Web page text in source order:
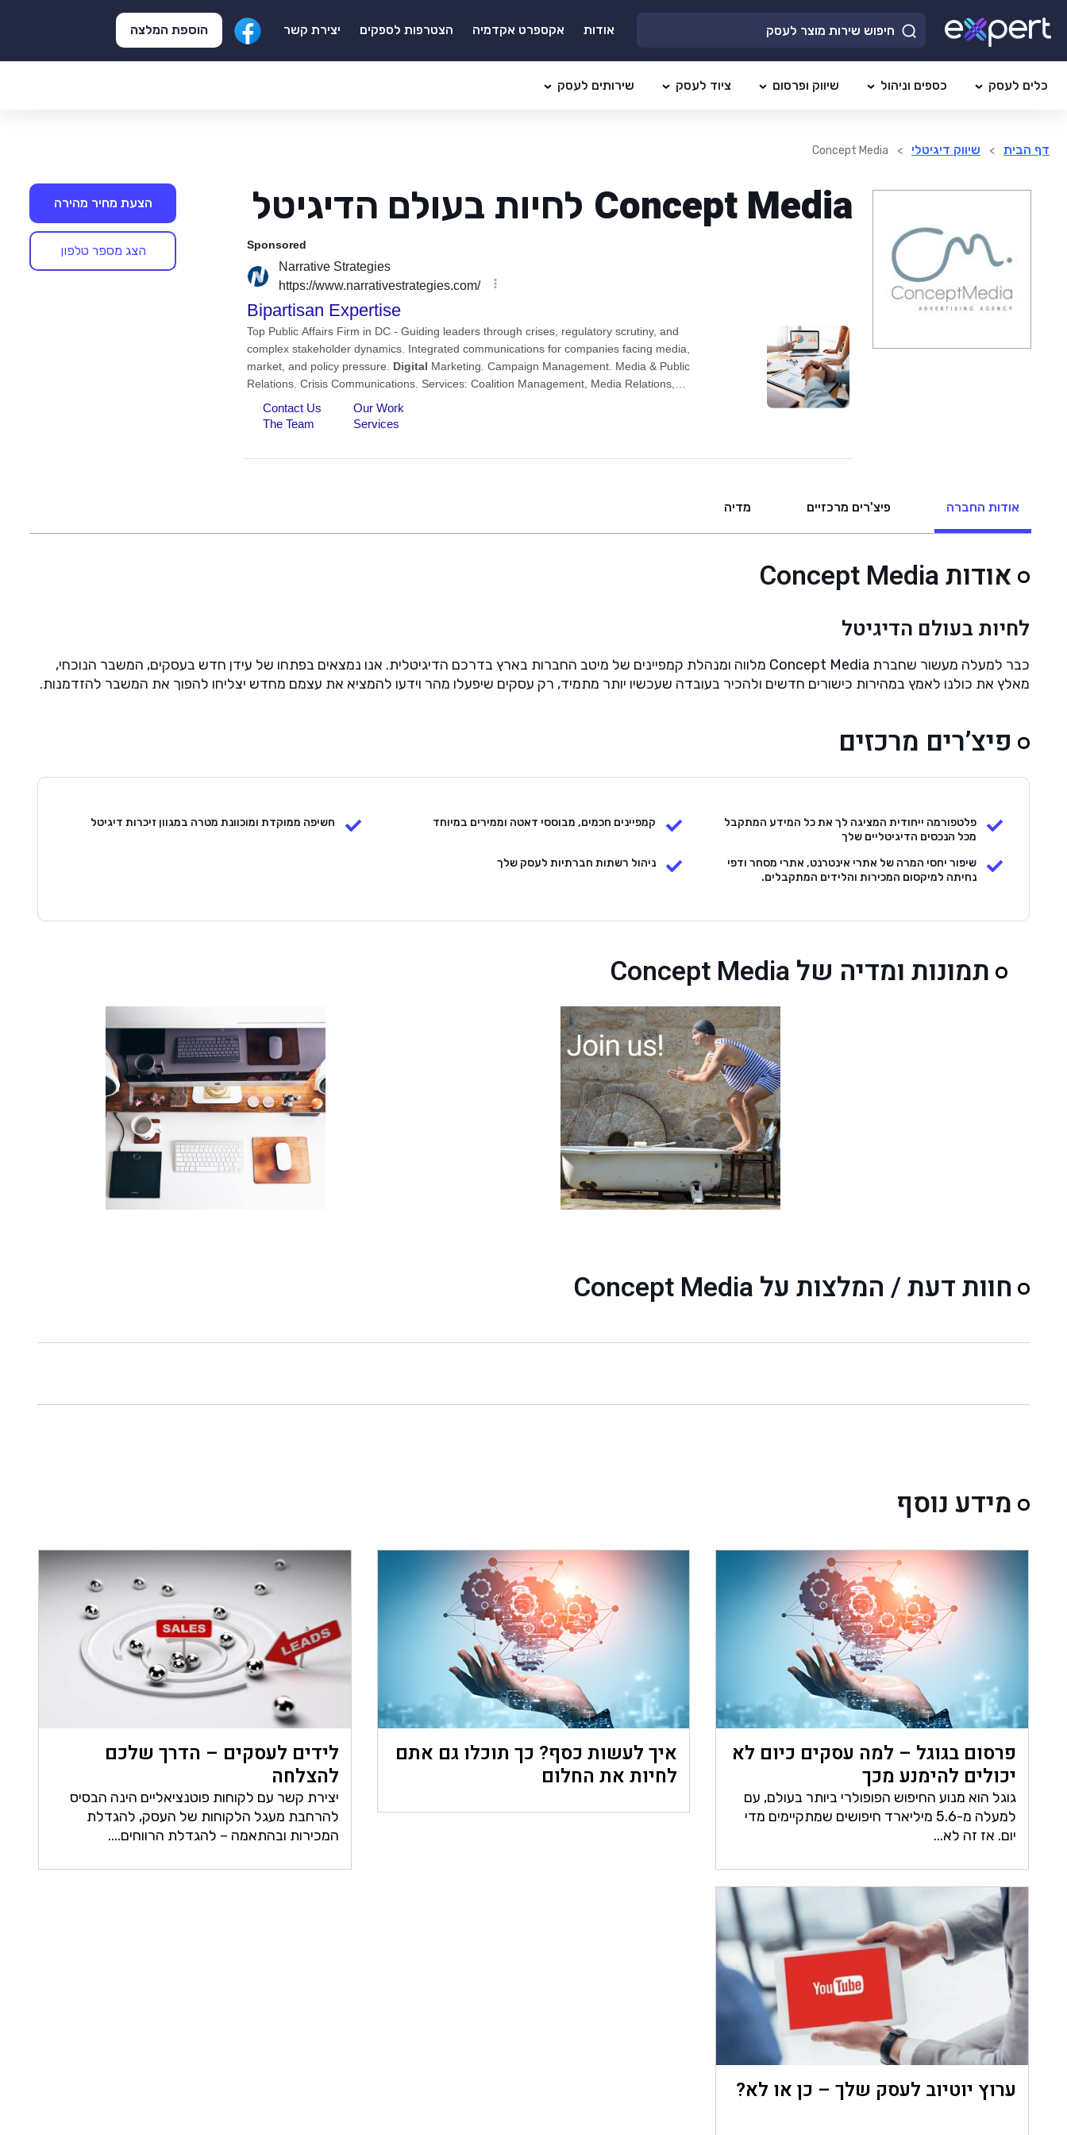
אודות אקספרט אקדמיה הצטרפות לספקים יצירת קשר הוספת המלצה
כלים לעסק כספים וניהול שיווק ופרסום ציוד לעסק שירותים לעסק
דף הבית > שיווק דיגיטלי >
Concept Media
Concept Media לחיות בעולם הדיגיטל הצעת מחיר מהירה
הצג מספר טלפון
אודות החברה פיצ'רים מרכזיים מדיה
אודות Concept Media
לחיות בעולם הדיגיטל
כבר למעלה מעשור שחברת Concept Media מלווה ומנהלת קמפיינים של מיטב החברות בארץ בדרכם הדיגיטלית. אנו נמצאים בפתחו של עידן חדש בעסקים, המשבר הנוכחי,
מאלץ את כולנו לאמץ במהירות כישורים חדשים ולהכיר בעובדה שעכשיו יותר מתמיד, רק עסקים שיפעלו מהר וידעו להמציא את עצמם מחדש יצליחו להפוך את המשבר להזדמנות.
פיצ’רים מרכזים
פלטפורמה ייחודית המציגה לך את כל המידע המתקבל
מכל הנכסים הדיגיטליים שלך
קמפיינים חכמים, מבוססי דאטה וממירים במיוחד חשיפה ממוקדת ומוכוונת מטרה במגוון זיכרות דיגיטל
שיפור יחסי המרה של אתרי אינטרנט, אתרי מסחר ודפי
נחיתה למיקסום המכירות והלידים המתקבלים.
ניהול רשתות חברתיות לעסק שלך
תמונות ומדיה של Concept Media
חוות דעת / המלצות על Concept Media
מידע נוסף
פרסום בגוגל – למה עסקים כיום לא
יכולים להימנע מכך
גוגל הוא מנוע החיפוש הפופולרי ביותר בעולם, עם
למעלה מ-5.6 מיליארד חיפושים שמתקיימים מדי
יום. אז זה לא...
איך לעשות כסף? כך תוכלו גם אתם
לחיות את החלום
לידים לעסקים – הדרך שלכם
להצלחה
יצירת קשר עם לקוחות פוטנציאליים הינה הבסיס
להרחבת מעגל הלקוחות של העסק, להגדלת
המכירות ובהתאמה – להגדלת הרווחים....
ערוץ יוטיוב לעסק שלך – כן או לא?